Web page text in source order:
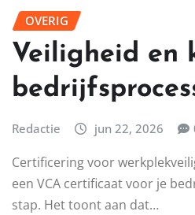
OVERIG
Veiligheid en
Redactie jun 22, 2026
Certificering voor
een VCA certificaat voor je
stap. Het toont aan dat…